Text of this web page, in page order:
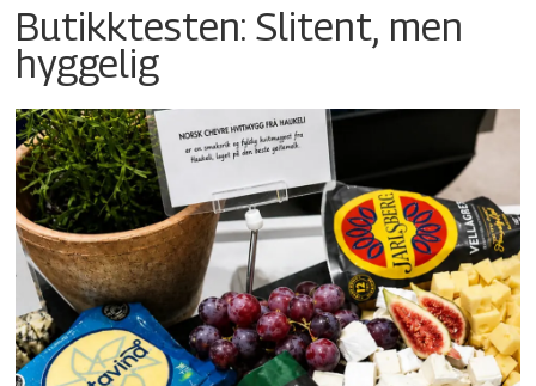
Butikktesten: Slitent, men
hyggelig